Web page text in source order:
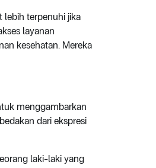
lebih terpenuhi jika
layanan
kesehatan. Mereka
menggambarkan
dari ekspresi
laki-laki yang